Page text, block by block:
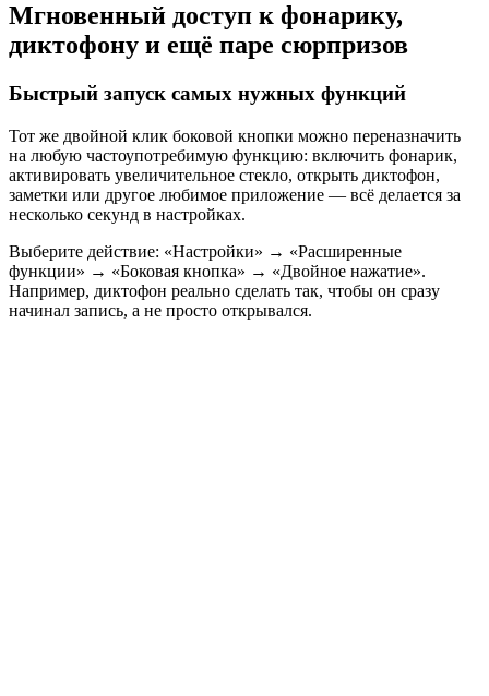
Мгновенный доступ к фонарику,
диктофону и ещё паре сюрпризов
Быстрый запуск самых нужных функций
Тот же двойной клик боковой кнопки можно переназначить
на любую частоупотребимую функцию: включить фонарик,
активировать увеличительное стекло, открыть диктофон,
заметки или другое любимое приложение — всё делается за
несколько секунд в настройках.
Выберите действие: «Настройки» → «Расширенные
функции» → «Боковая кнопка» → «Двойное нажатие».
Например, диктофон реально сделать так, чтобы он сразу
начинал запись, а не просто открывался.